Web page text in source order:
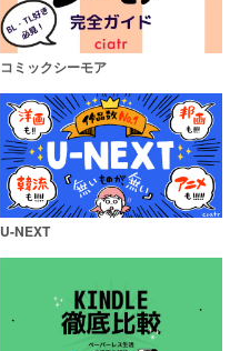
コミックシーモア
U-NEXT